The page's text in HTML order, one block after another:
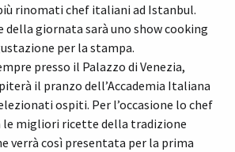
rinomati chef italiani ad Istanbul.
giornata sarà uno show cooking
per la stampa.
presso il Palazzo di Venezia,
il pranzo dell’Accademia Italiana
ospiti. Per l’occasione lo chef
le migliori ricette della tradizione
verrà così presentata per la prima